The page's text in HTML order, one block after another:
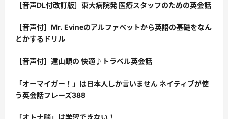
［音声DL付改訂版］東大病院発 医療スタッフのための英会話
［音声付］Mr. Evineのアルファベットから英語の基礎をなん
とかするドリル
［音声付］遠山顕の 快適♪トラベル英会話
「オーマイガー！」は日本人しか言いません ネイティブが使
う英会話フレーズ388
「オトナ脳」は学習できない！